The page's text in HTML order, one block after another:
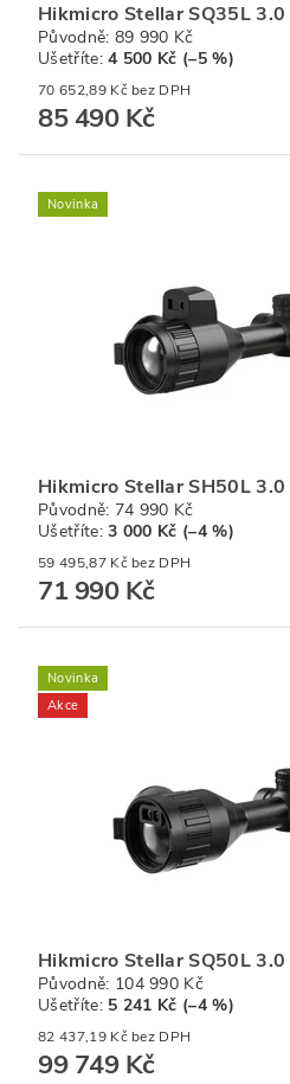
Hikmicro Stellar SQ35L
Původně: 89 990 Kč
Ušetříte:4 500 Kč (–5 %)
70 652,89 Kč bez DPH
85 490 Kč
Novinka
Hikmicro Stellar SH50L
Původně: 74 990 Kč
Ušetříte:3 000 Kč (–4 %)
59 495,87 Kč bez DPH
71 990 Kč
Novinka
Akce
Hikmicro Stellar SQ50L
Původně: 104 990 Kč
Ušetříte: 5 241 Kč (–4 %)
82 437,19 Kč bez DPH
99 749 Kč